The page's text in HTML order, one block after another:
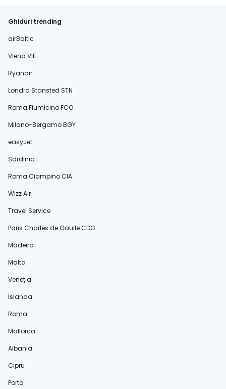
Ghiduri trending
airBaltic
Viena VIE
Ryanair
Londra Stansted STN
Roma Fiumicino FCO
Milano-Bergamo BGY
easyJet
Sardinia
Roma Ciampino CIA
Wizz Air
Travel Service
Paris Charles de Gaulle CDG
Madeira
Malta
Veneția
Islanda
Roma
Mallorca
Albania
Cipru
Porto